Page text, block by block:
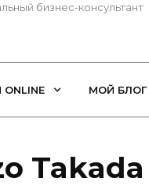
бизнес-консультант
ONLINE МОЙ БЛОГ
Takada